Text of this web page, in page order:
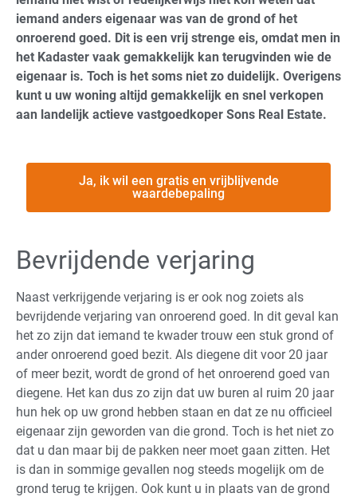
iemand anders eigenaar was van de grond of het
onroerend goed. Dit is een vrij strenge eis, omdat men in
het Kadaster vaak gemakkelijk kan terugvinden wie de
eigenaar is. Toch is het soms niet zo duidelijk. Overigens
kunt u uw woning altijd gemakkelijk en snel verkopen
aan landelijk actieve vastgoedkoper Sons Real Estate.
Ja, ik wil een gratis en vrijblijvende
waardebepaling
Bevrijdende verjaring
Naast verkrijgende verjaring is er ook nog zoiets als
bevrijdende verjaring van onroerend goed. In dit geval kan
het zo zijn dat iemand te kwader trouw een stuk grond of
ander onroerend goed bezit. Als diegene dit voor 20 jaar
of meer bezit, wordt de grond of het onroerend goed van
diegene. Het kan dus zo zijn dat uw buren al ruim 20 jaar
hun hek op uw grond hebben staan en dat ze nu officieel
eigenaar zijn geworden van die grond. Toch is het niet zo
dat u dan maar bij de pakken neer moet gaan zitten. Het
is dan in sommige gevallen nog steeds mogelijk om de
grond terug te krijgen. Ook kunt u in plaats van de grond